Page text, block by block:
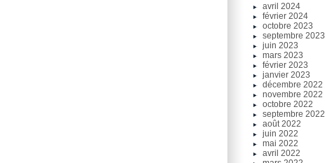
avril 2024
février 2024
octobre 2023
septembre 2023
juin 2023
mars 2023
février 2023
janvier 2023
décembre 2022
novembre 2022
octobre 2022
septembre 2022
août 2022
juin 2022
mai 2022
avril 2022